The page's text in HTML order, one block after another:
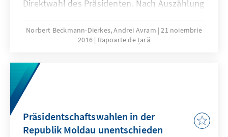
Direktwahl des Präsidenten. Nach Auszählung
russischen Partei der Sozialisten der Republik
Moldau (PSRM), Igor Dodon, mit 52,16 Prozent
bürgerlichen, europafreundlichen Opposition,
Maia Sandu, Vorsitzende der Partei Aktion und
Solidarität (PAS), die auf 47,84 Prozent kam,
Norbert Beckmann-Dierkes, Andrei Avram 21 noiembrie
2016
Rapoarte de țară
Präsidentschaftswahlen in der
Republik Moldau unentschieden